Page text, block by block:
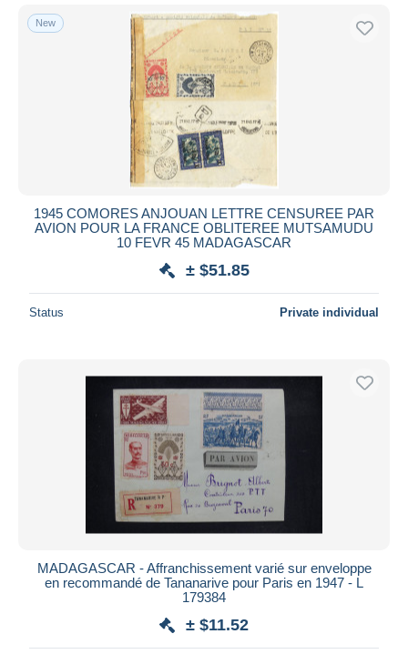
New
1945 COMORES ANJOUAN LETTRE CENSUREE PAR
AVION POUR LA FRANCE OBLITEREE MUTSAMUDU
10 FEVR 45 MADAGASCAR
± $51.85
Status Private individual
MADAGASCAR - Affranchissement varié sur enveloppe
en recommandé de Tananarive pour Paris en 1947 - L
179384
± $11.52